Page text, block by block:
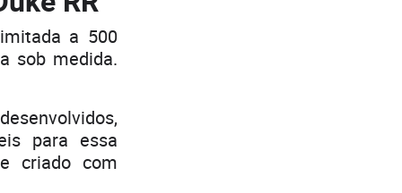
a 500
sob medida.
para essa
criado com